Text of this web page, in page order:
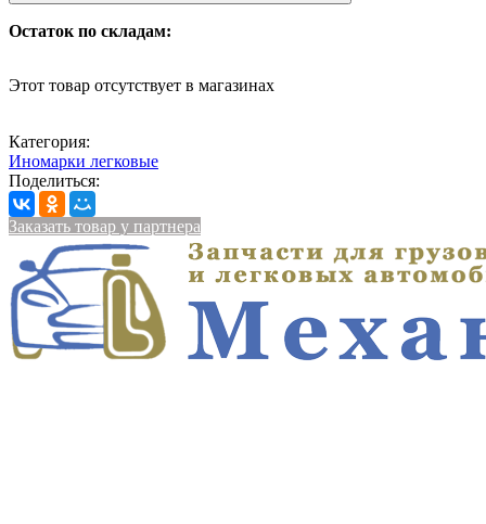
Остаток по складам:
Этот товар отсутствует в магазинах
Категория:
Иномарки легковые
Поделиться:
Заказать товар у партнера